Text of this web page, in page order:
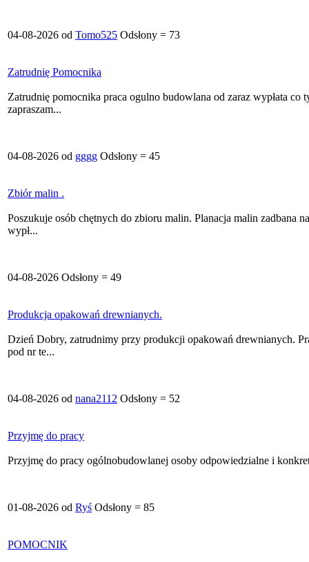
04-08-2026 od Tomo525 Odsłony = 73
Zatrudnię Pomocnika
Zatrudnię pomocnika praca ogulno budowlana od zaraz wypłata
zapraszam...
04-08-2026 od gggg Odsłony = 45
Zbiór malin .
Poszukuje osób chętnych do zbioru malin. Planacja malin zadbana
wypł...
04-08-2026 Odsłony = 49
Produkcja opakowań drewnianych.
Dzień Dobry, zatrudnimy przy produkcji opakowań drewnianych.
pod nr te...
04-08-2026 od nana2112 Odsłony = 52
Przyjmę do pracy
Przyjmę do pracy ogólnobudowlanej osoby odpowiedzialne i
01-08-2026 od Ryś Odsłony = 85
POMOCNIK